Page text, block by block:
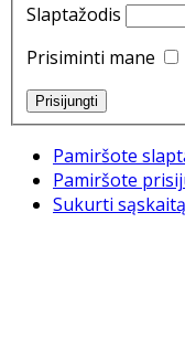
Slaptažodis
Prisiminti mane
Pamiršote
Pamiršote
Sukurti sąskaitą